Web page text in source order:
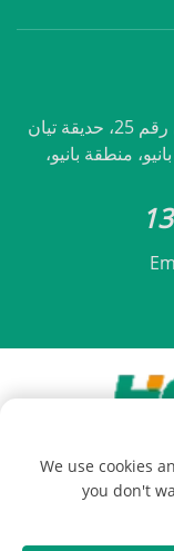
Add: الغرفة 2101، مبنى المركز الرئيسي رقم 25، حديقة تيان
التقنية، رقم 555 شارع بانيو، منطقة بانيو،
بكين هولتوب للتكيف
We use cookies
you don't